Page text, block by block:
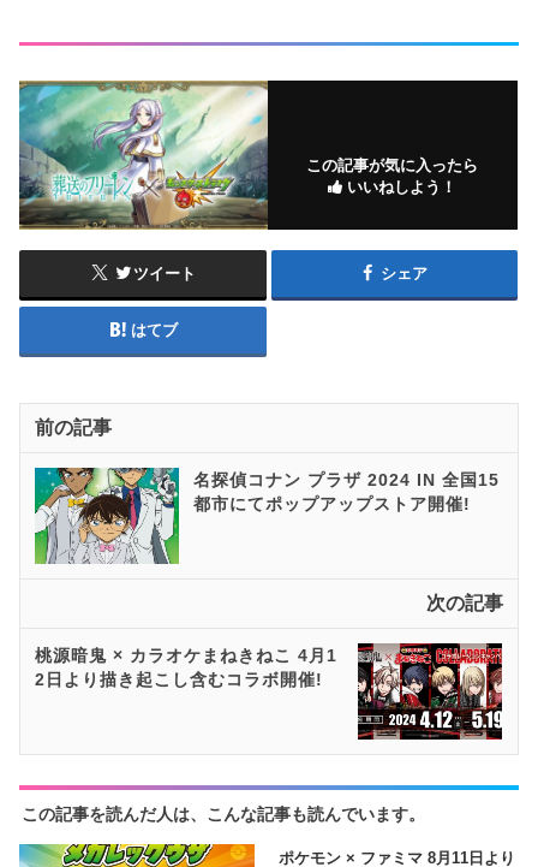
この記事が気に入ったら
いいねしよう！
ツイート シェア
はてブ
前の記事
名探偵コナン プラザ 2024 IN 全国15
都市にてポップアップストア開催!
次の記事
桃源暗鬼 × カラオケまねきねこ 4月1
2日より描き起こし含むコラボ開催!
この記事を読んだ人は、こんな記事も読んでいます。
ポケモン × ファミマ 8月11日より